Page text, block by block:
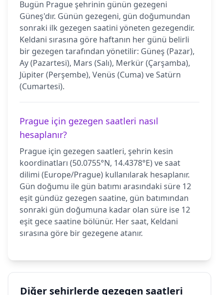
Bugün Prague şehrinin günün gezegeni
Güneş'dır. Günün gezegeni, gün doğumundan
sonraki ilk gezegen saatini yöneten gezegendir.
Keldani sırasına göre haftanın her günü belirli
bir gezegen tarafından yönetilir: Güneş (Pazar),
Ay (Pazartesi), Mars (Salı), Merkür (Çarşamba),
Jüpiter (Perşembe), Venüs (Cuma) ve Satürn
(Cumartesi).
Prague için gezegen saatleri nasıl
hesaplanır?
Prague için gezegen saatleri, şehrin kesin
koordinatları (50.0755°N, 14.4378°E) ve saat
dilimi (Europe/Prague) kullanılarak hesaplanır.
Gün doğumu ile gün batımı arasındaki süre 12
eşit gündüz gezegen saatine, gün batımından
sonraki gün doğumuna kadar olan süre ise 12
eşit gece saatine bölünür. Her saat, Keldani
sırasına göre bir gezegene atanır.
Diğer şehirlerde gezegen saatleri